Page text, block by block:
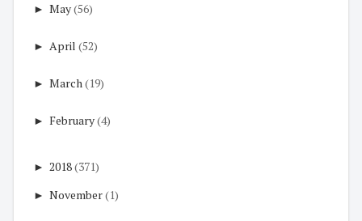
► May(56)
► April (52)
► March(19)
► February(4)
► 2018(371)
► November(1)